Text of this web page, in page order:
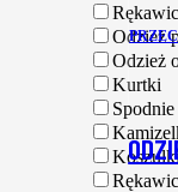
Odzież
Odzież
Kurtki
Spodnie